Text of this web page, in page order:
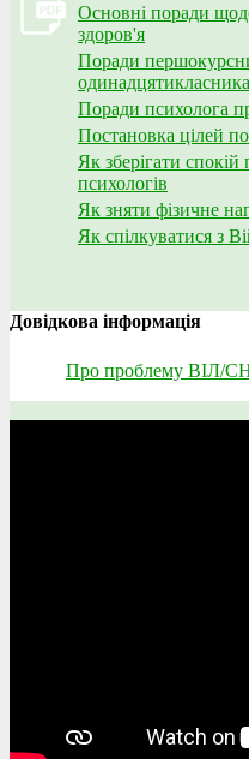
Основні поради
здоров'я
Поради
Поради психолога
Постановка цілей
Як зберігати спокій
психологів
Як зняти фізичне
Як спілкуватися з
Довідкова інформація
Про проблему ВІЛ/